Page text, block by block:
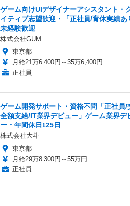
ゲーム向けUIデザイナーアシスタント・
イティブ志望歓迎・「正社員/育休実績あ
未経験歓迎
株式会社GUM
東京都
月給21万6,400円～35万6,400円
正社員
ゲーム開発サポート・資格不問「正社員/
全額支給/IT業界デビュー」ゲーム業界デ
ー・年間休日125日
株式会社大斗
東京都
月給29万8,300円～55万円
正社員